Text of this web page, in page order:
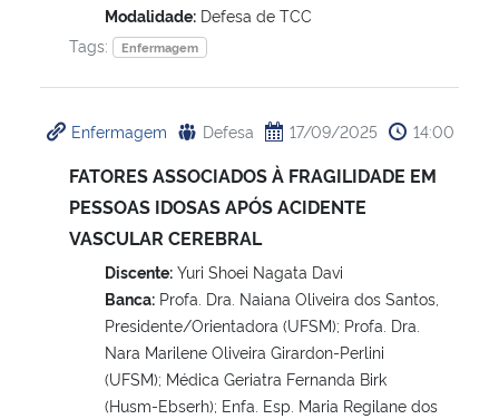
Modalidade: Defesa de TCC
Tags:
Enfermagem
Enfermagem Defesa 17/09/2025 14:00
FATORES ASSOCIADOS À FRAGILIDADE EM
PESSOAS IDOSAS APÓS ACIDENTE
VASCULAR CEREBRAL
Discente: Yuri Shoei Nagata Davi
Banca: Profa. Dra. Naiana Oliveira dos Santos,
Presidente/Orientadora (UFSM); Profa. Dra.
Nara Marilene Oliveira Girardon-Perlini
(UFSM); Médica Geriatra Fernanda Birk
(Husm-Ebserh); Enfa. Esp. Maria Regilane dos